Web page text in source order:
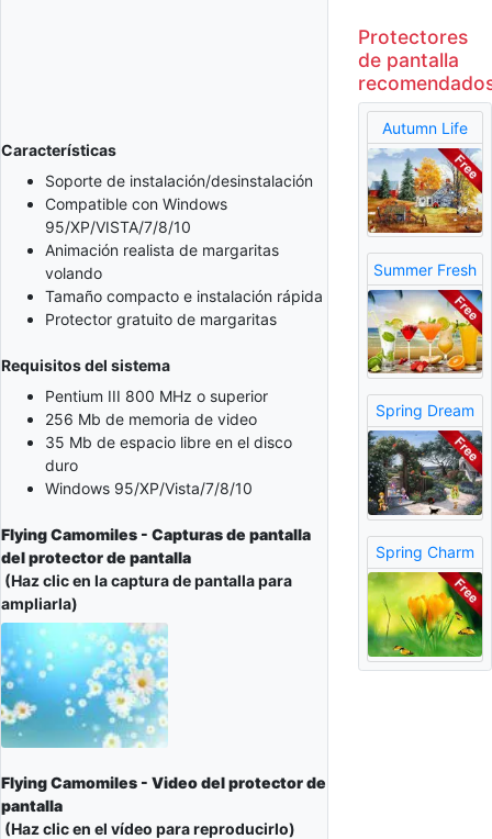
Características
Soporte de instalación/desinstalación
Compatible con Windows
95/XP/VISTA/7/8/10
Animación realista de margaritas
volando
Tamaño compacto e instalación rápida
Protector gratuito de margaritas
Requisitos del sistema
Pentium III 800 MHz o superior
256 Mb de memoria de video
35 Mb de espacio libre en el disco
duro
Windows 95/XP/Vista/7/8/10
Flying Camomiles - Capturas de pantalla
del protector de pantalla
(Haz clic en la captura de pantalla para
ampliarla)
Flying Camomiles - Video del protector de
pantalla
(Haz clic en el vídeo para reproducirlo)
Protectores
de pantalla
Autumn Life
Summer Fresh
Spring Dream
Spring Charm